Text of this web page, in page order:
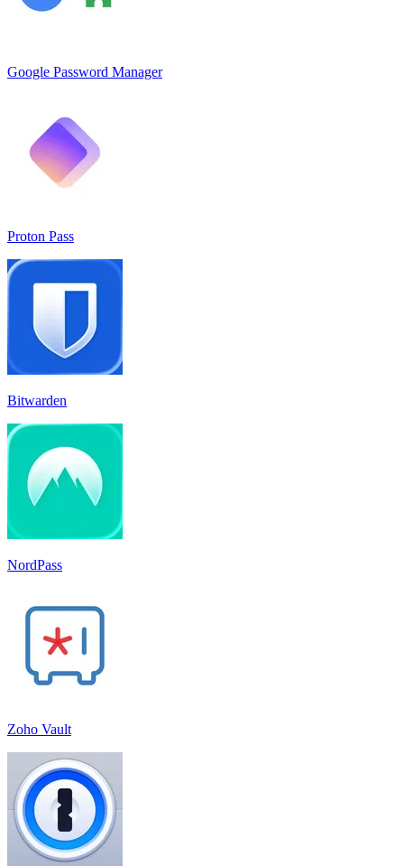
Google Password Manager
Proton Pass
Bitwarden
NordPass
Zoho Vault